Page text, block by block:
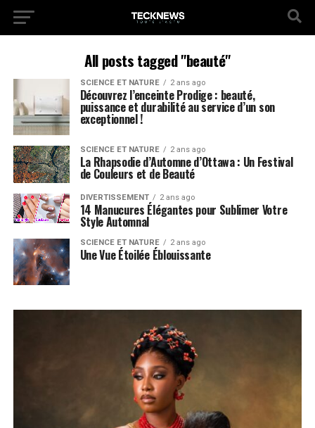
All posts tagged "beauté"
SCIENCE ET NATURE 2 ans ago
Découvrez l’enceinte Prodige : beauté,
puissance et durabilité au service d’un son
exceptionnel !
SCIENCE ET NATURE 2 ans ago
La Rhapsodie d’Automne d’Ottawa : Un Festival
de Couleurs et de Beauté
DIVERTISSEMENT 2 ans ago
14 Manucures Élégantes pour Sublimer Votre
Style Automnal
SCIENCE ET NATURE 2 ans ago
Une Vue Étoilée Éblouissante